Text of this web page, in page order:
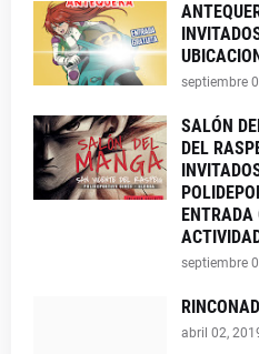
septiembre
SALÓN
DEL
ENTRADA
septiembre
abril 02,